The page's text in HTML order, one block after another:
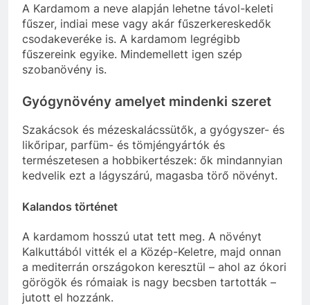
A Kardamom a neve alapján lehetne távol-keleti
fűszer, indiai mese vagy akár fűszerkereskedők
csodakeveréke is. A kardamom legrégibb
fűszereink egyike. Mindemellett igen szép
szobanövény is.
Gyógynövény amelyet mindenki szeret
Szakácsok és mézeskalácssütők, a gyógyszer- és
likőripar, parfüm- és tömjéngyártók és
természetesen a hobbikertészek: ők mindannyian
kedvelik ezt a lágyszárú, magasba törő növényt.
Kalandos történet
A kardamom hosszú utat tett meg. A növényt
Kalkuttából vitték el a Közép-Keletre, majd onnan
a mediterrán országokon keresztül – ahol az ókori
görögök és rómaiak is nagy becsben tartották –
jutott el hozzánk.